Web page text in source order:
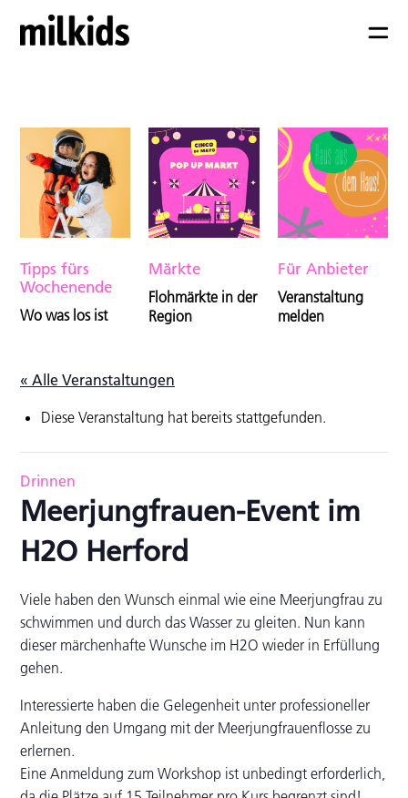
Tipps fürs
Wochenende
Wo was los ist
Märkte
Flohmärkte in der
Region
Für Anbieter
Veranstaltung
melden
« Alle Veranstaltungen
Diese Veranstaltung hat bereits stattgefunden.
Drinnen
Meerjungfrauen-Event im
H2O Herford
Viele haben den Wunsch einmal wie eine Meerjungfrau zu
schwimmen und durch das Wasser zu gleiten. Nun kann
dieser märchenhafte Wunsche im H2O wieder in Erfüllung
gehen.
Interessierte haben die Gelegenheit unter professioneller
Anleitung den Umgang mit der Meerjungfrauenflosse zu
erlernen.
Eine Anmeldung zum Workshop ist unbedingt erforderlich,